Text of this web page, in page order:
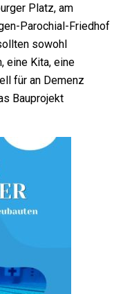
Platz, am
Parochial-Friedhof
sowohl
eine Kita, eine
für an Demenz
Bauprojekt